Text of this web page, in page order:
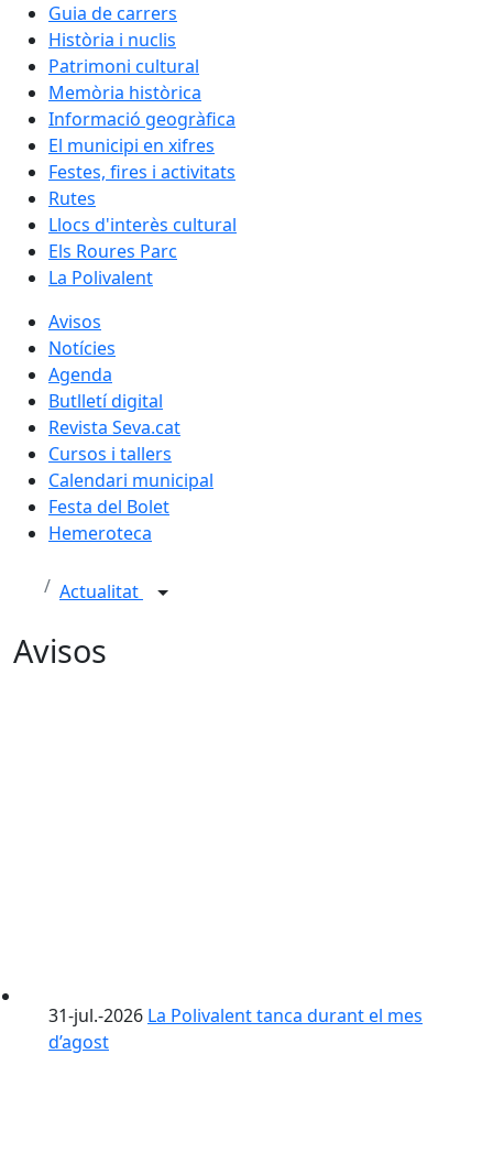
Guia de carrers
Història i nuclis
Patrimoni cultural
Memòria històrica
Informació geogràfica
El municipi en xifres
Festes, fires i activitats
Rutes
Llocs d'interès cultural
Els Roures Parc
La Polivalent
Avisos
Notícies
Agenda
Butlletí digital
Revista Seva.cat
Cursos i tallers
Calendari municipal
Festa del Bolet
Hemeroteca
Actualitat
Avisos
31-jul.-2026 La Polivalent tanca durant el mes
d’agost